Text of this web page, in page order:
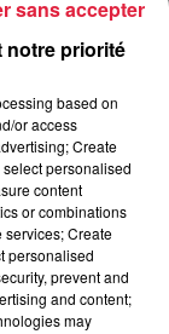
notre priorité
based on
or access
Create
personalised
content
or combinations
services; Create
personalised
prevent and
and content;
may
sans accepter